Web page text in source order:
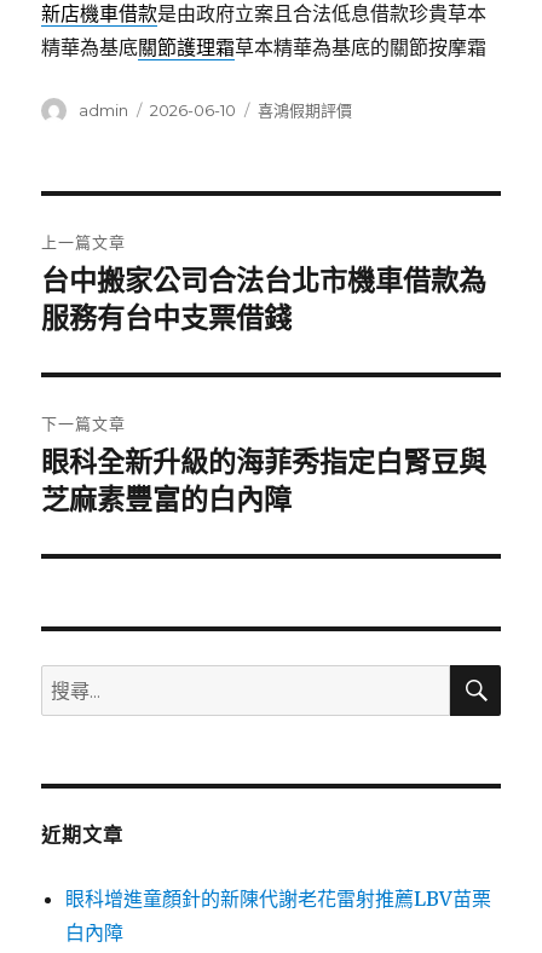
新店機車借款是由政府立案且合法低息借款珍貴草本
精華為基底關節護理霜草本精華為基底的關節按摩霜
作
admin
發
2026-06-10
分
喜鴻假期評價
章
導
覽
上一篇文章
上
一
文
章:
台中搬家公司合法台北市機車借款為
服務有台中支票借錢
下一篇文章
下
一
文
眼科全新升級的海菲秀指定白腎豆與
芝麻素豐富的白內障
搜
尋
鍵
搜
近期文章
眼科增進童顏針的新陳代謝老花雷射推薦LBV苗栗
白內障